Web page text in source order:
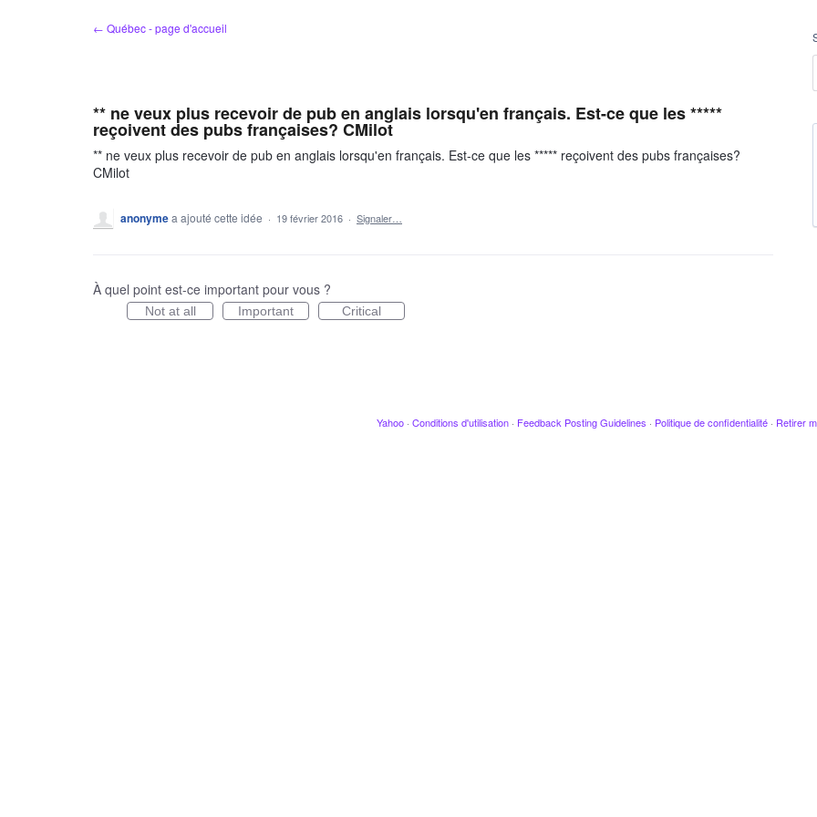
← Québec - page d'accueil
** ne veux plus recevoir de pub en anglais lorsqu'en français. Est-ce que les *****
reçoivent des pubs françaises? CMilot
** ne veux plus recevoir de pub en anglais lorsqu'en français. Est-ce que les ***** reçoivent des pubs françaises?
CMilot
anonymea ajouté cette idée · 19 février 2016 · Signaler…
À quel point est-ce important pour vous ?
Not at all Important Critical
Yahoo · Conditions d'utilisation · Feedback Posting Guidelines · Politique de confidentialité · Retirer